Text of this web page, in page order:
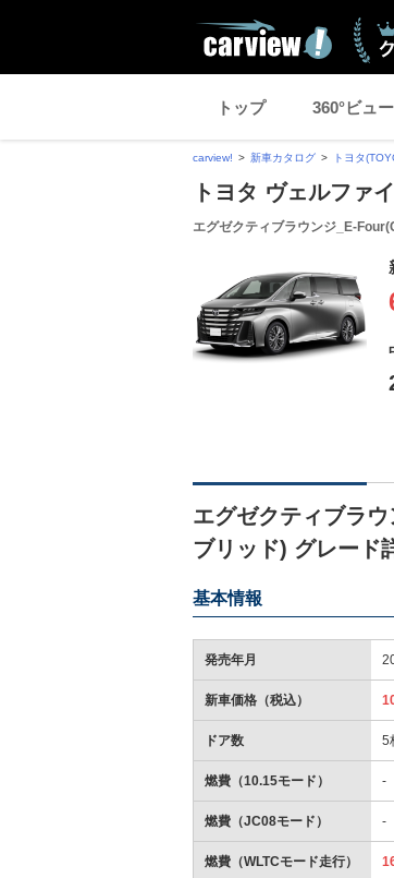
トップ 360°ビュー
carview! 新車カタログ トヨタ
トヨタ ヴェルファ
エグゼクティブラウンジ_E-
エグゼクティブラ
ブリッド) グレード
基本情報
発売年月
新車価格（税込）
ドア数 5
燃費（10.15モード） -
燃費（JC08モード） -
燃費（WLTCモード走行）